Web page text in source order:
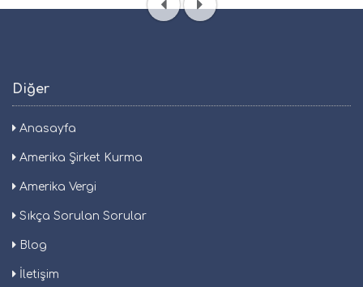
Diğer
Anasayfa
Amerika Şirket Kurma
Amerika Vergi
Sıkça Sorulan Sorular
Blog
İletişim